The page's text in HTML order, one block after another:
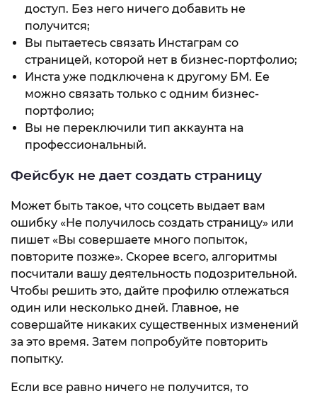
доступ. Без него ничего добавить не
получится;
Вы пытаетесь связать Инстаграм со
страницей, которой нет в бизнес-портфолио;
Инста уже подключена к другому БМ. Ее
можно связать только с одним бизнес-
портфолио;
Вы не переключили тип аккаунта на
профессиональный.
Фейсбук не дает создать страницу
Может быть такое, что соцсеть выдает вам
ошибку «Не получилось создать страницу» или
пишет «Вы совершаете много попыток,
повторите позже». Скорее всего, алгоритмы
посчитали вашу деятельность подозрительной.
Чтобы решить это, дайте профилю отлежаться
один или несколько дней. Главное, не
совершайте никаких существенных изменений
за это время. Затем попробуйте повторить
попытку.
Если все равно ничего не получится, то